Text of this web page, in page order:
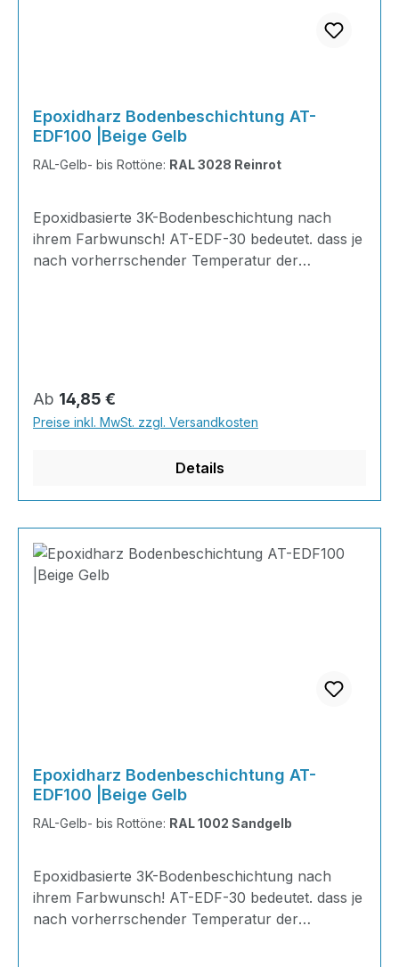
Epoxidharz Bodenbeschichtung AT-
EDF100 |Beige Gelb
RAL-Gelb- bis Rottöne: RAL 3028 Reinrot
Epoxidbasierte 3K-Bodenbeschichtung nach
ihrem Farbwunsch! AT-EDF-30 bedeutet. dass je
nach vorherrschender Temperatur der
Gramm Härter20 Gramm Farbpaste nach Wahl
der RAL-Farben505 Gramm Feststoff
Regulärer Preis:
Ab 14,85 €
Preise inkl. MwSt. zzgl. Versandkosten
Details
Epoxidharz Bodenbeschichtung AT-
EDF100 |Beige Gelb
RAL-Gelb- bis Rottöne: RAL 1002 Sandgelb
Epoxidbasierte 3K-Bodenbeschichtung nach
ihrem Farbwunsch! AT-EDF-30 bedeutet. dass je
nach vorherrschender Temperatur der